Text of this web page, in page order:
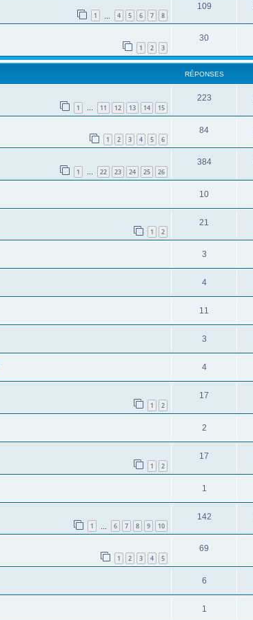
1 4 5 6 7 8
109
1 2 3
30
RÉPONSES
1 … 11 12 13 14 15
223
1 2 3 4 5 6
84
1 … 22 23 24 25 26
384
10
1 2
21
3
4
11
3
4
1 2
17
2
1 2
17
1
1 6 7 8 9 10
142
1 2 3 4 5
69
6
1